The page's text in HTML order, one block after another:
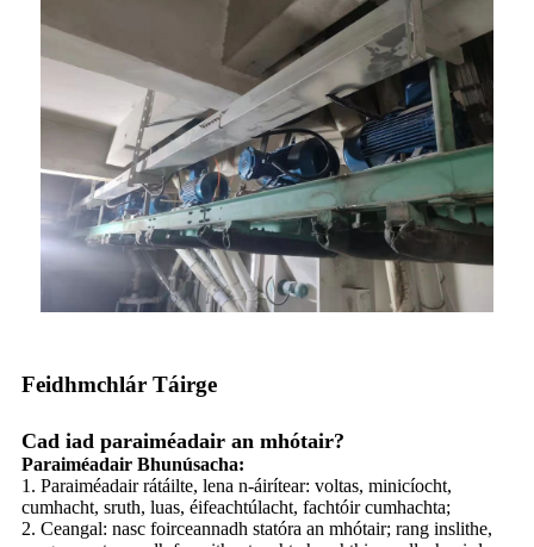
Feidhmchlár Táirge
Cad iad paraiméadair an mhótair?
Paraiméadair Bhunúsacha:
1. Paraiméadair rátáilte, lena n-áirítear: voltas, minicíocht,
cumhacht, sruth, luas, éifeachtúlacht, fachtóir cumhachta;
2. Ceangal: nasc foirceannadh statóra an mhótair; rang inslithe,